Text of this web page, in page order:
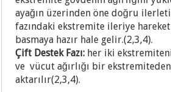
ayağın üzerinden öne doğru
fazındaki ekstremite ileriye
basmaya hazır hale gelir.(2,3,4).
Çift Destek Fazı: her iki
ve vücut ağırlığı bir
aktarılır(2,3,4).